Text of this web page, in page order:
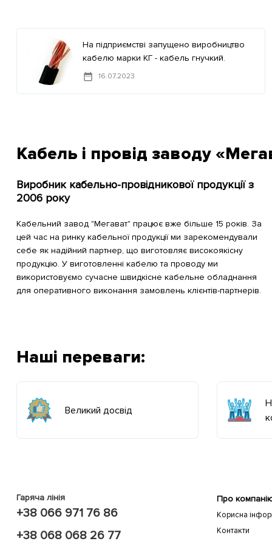
На підприємстві запущено виробництво
кабелю марки КГ - кабель гнучкий.
16.07.2023
Кабель і провід заводу
Виробник кабельно-провідникової продукції з
2006 року
Кабельний завод "Мегават" працює вже більше 15 років. За
цей час на ринку кабельної продукції ми зарекомендували
себе як надійний партнер, що виготовляє високоякісну
продукцію. У виготовленні кабелю та проводу ми
використовуємо сучасне швидкісне кабельне обладнання
для оперативного виконання замовлень клієнтів-партнерів.
Наші переваги:
Великий досвід
Гаряча лінія
+38 066 971 76 86
+38 068 068 26 77
Про
Корисна
Контакти